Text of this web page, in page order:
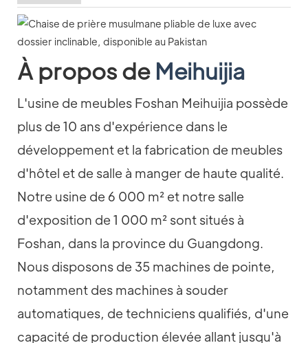
À propos de Meihuijia
L'usine de meubles Foshan Meihuijia possède
plus de 10 ans d'expérience dans le
développement et la fabrication de meubles
d'hôtel et de salle à manger de haute qualité.
Notre usine de 6 000 m² et notre salle
d'exposition de 1 000 m² sont situés à
Foshan, dans la province du Guangdong.
Nous disposons de 35 machines de pointe,
notamment des machines à souder
automatiques, de techniciens qualifiés, d'une
capacité de production élevée allant jusqu'à